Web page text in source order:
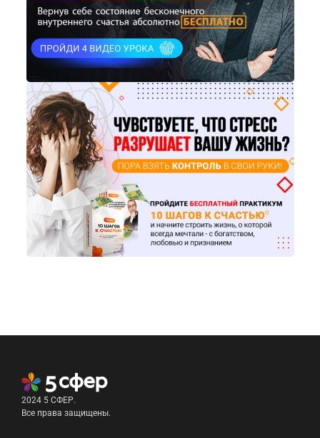
2024 5 СФЕР.
Все права защищены.